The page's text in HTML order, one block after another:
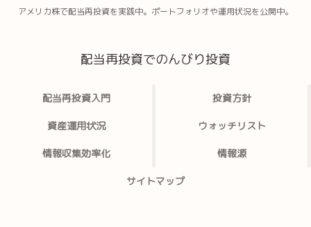
アメリカ株で配当再投資を実践中。ポートフォリオや運用状況を公開中。
配当再投資でのんびり投資
配当再投資入門 投資方針
資産運用状況 ウォッチリスト
情報収集効率化 情報源
サイトマップ